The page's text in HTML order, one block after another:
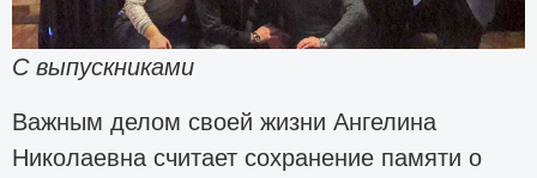
С выпускниками
Важным делом своей жизни Ангелина
Николаевна считает сохранение памяти о